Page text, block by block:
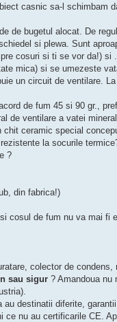
casnic sa-l schimbam
de bugetul alocat. De
si plewa. Sunt
cosuri si ti se vor da!)
mica) si se umezeste
un circuit de ventilare.
de fum 45 si 90 gr.,
de ventilare a vatei
ceramic special
la socurile
?
din fabrica!)
cosul de fum nu va mai fi
colector de condens,
sau sigur ? Amandoua nu
destinatii diferite,
nu au certificarile CE.